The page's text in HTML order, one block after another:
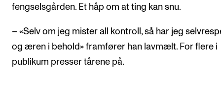
fengselsgården. Et håp om at ting kan snu.
– «Selv om jeg mister all kontroll, så har jeg
og æren i behold» framfører han lavmælt. For flere i
publikum presser tårene på.